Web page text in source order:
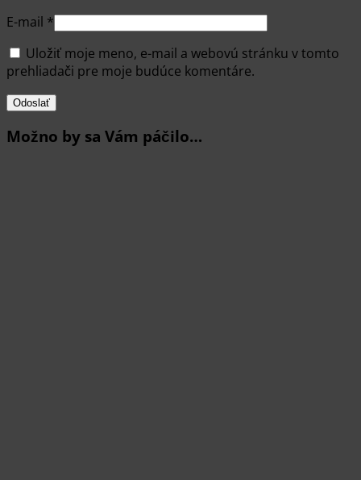
E-mail *
Uložiť moje meno, e-mail a webovú stránku v tomto
prehliadači pre moje budúce komentáre.
Možno by sa Vám páčilo…